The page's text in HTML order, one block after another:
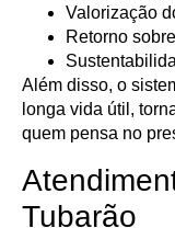
Valorização
Retorno
Além disso, o
longa vida útil,
quem pensa no
Tubarão